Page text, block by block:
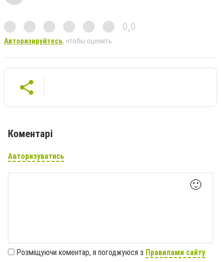
0,0
Авторизируйтесь, чтобы оценить
Коментарі
Авторизуватись
🙂
Розміщуючи коментар, я погоджуюся з Правилами сайту